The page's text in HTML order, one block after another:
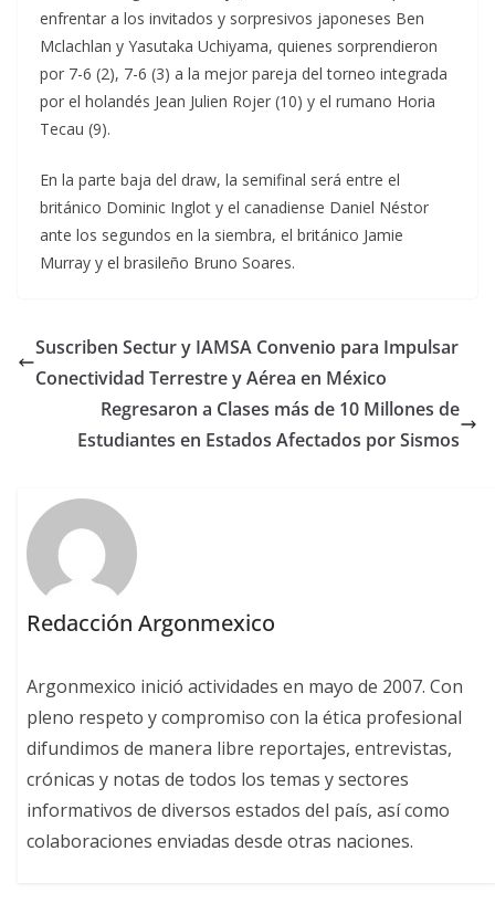
enfrentar a los invitados y sorpresivos japoneses Ben
Mclachlan y Yasutaka Uchiyama, quienes sorprendieron
por 7-6 (2), 7-6 (3) a la mejor pareja del torneo integrada
por el holandés Jean Julien Rojer (10) y el rumano Horia
Tecau (9).
En la parte baja del draw, la semifinal será entre el
británico Dominic Inglot y el canadiense Daniel Néstor
ante los segundos en la siembra, el británico Jamie
Murray y el brasileño Bruno Soares.
Suscriben Sectur y IAMSA Convenio para Impulsar
Conectividad Terrestre y Aérea en México
Regresaron a Clases más de 10 Millones de
Estudiantes en Estados Afectados por Sismos
Redacción Argonmexico
Argonmexico inició actividades en mayo de 2007. Con
pleno respeto y compromiso con la ética profesional
difundimos de manera libre reportajes, entrevistas,
crónicas y notas de todos los temas y sectores
informativos de diversos estados del país, así como
colaboraciones enviadas desde otras naciones.